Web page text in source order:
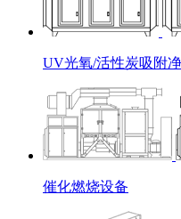
UV光氧/活性炭吸附
催化燃烧设备